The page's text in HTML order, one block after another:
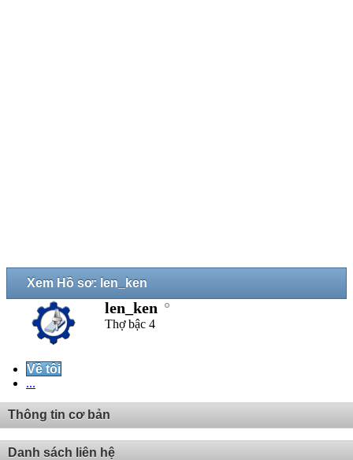
Xem Hồ sơ: len_ken
len_ken
Thợ bậc 4
Về tôi
...
Thông tin cơ bản
Danh sách liên hệ